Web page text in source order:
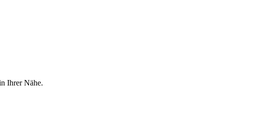
Ihrer Nähe.